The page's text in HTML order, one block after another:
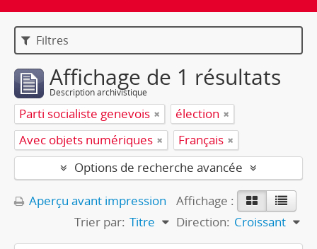
Filtres
Affichage de 1 résultats
Description archivistique
Parti socialiste genevois
élection
Avec objets numériques
Français
Options de recherche avancée
Aperçu avant impression
Affichage :
Trier par: Titre Direction: Croissant